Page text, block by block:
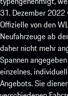
31. Dezember
Offizielle von den
Neufahrzeuge ab
daher nicht mehr
Spannen
einzelnes,
Angebots. Sie